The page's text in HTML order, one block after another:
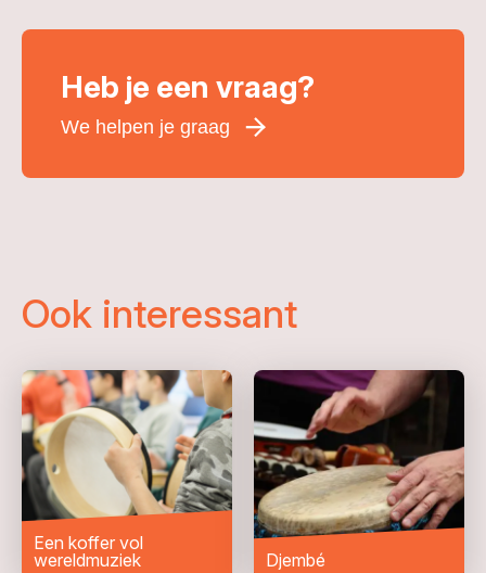
Heb je een vraag?
We helpen je graag
E-mailadres
Telefoonnummer
Woonplaats*
Bericht*
Ook interessant
Een koffer vol
wereldmuziek
Djembé